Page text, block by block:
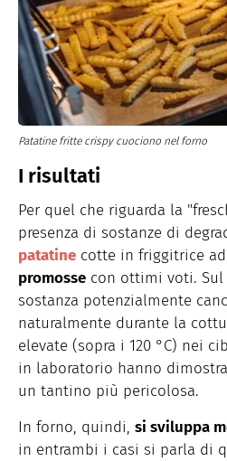
Patatine fritte crispy cuociono nel forno
I risultati
Per quel che riguarda la
presenza di sostanze di
patatine cotte in friggitrice
promosse con ottimi voti. Sul
sostanza potenzialmente
naturalmente durante la
elevate (sopra i 120 °C) nei
in laboratorio hanno
un tantino più pericolosa.
In forno, quindi, si sviluppa
in entrambi i casi si parla di